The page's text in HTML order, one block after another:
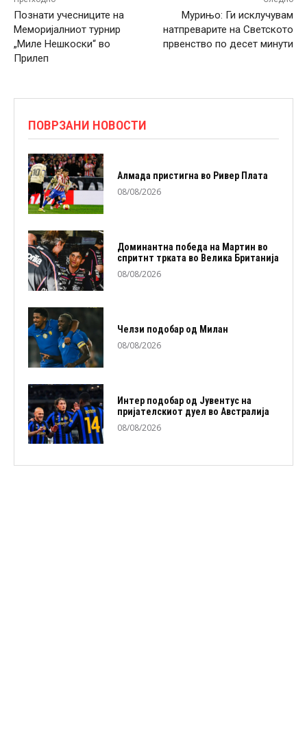
Познати учесниците на
Меморијалниот турнир
„Миле Нешкоски“ во
Прилеп
Мурињо: Ги исклучувам
натпреварите на Светското
првенство по десет минути
ПОВРЗАНИ НОВОСТИ
Алмада пристигна во Ривер Плата
08/08/2026
Доминантна победа на Мартин во
спритнт трката во Велика Британија
08/08/2026
Челзи подобaр од Милан
08/08/2026
Интер подобар од Јувентус на
пријателскиот дуел во Австралија
08/08/2026